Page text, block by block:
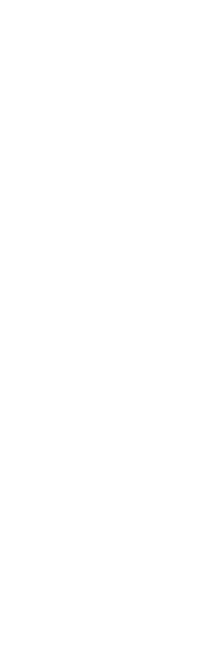
Другие
агентств